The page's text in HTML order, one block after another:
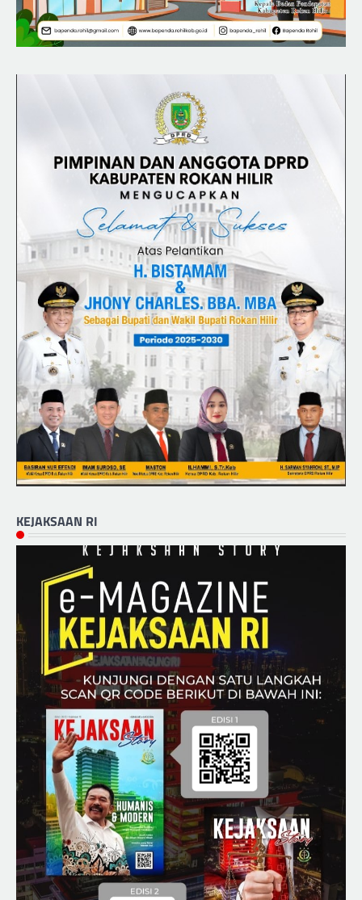
KEJAKSAAN RI